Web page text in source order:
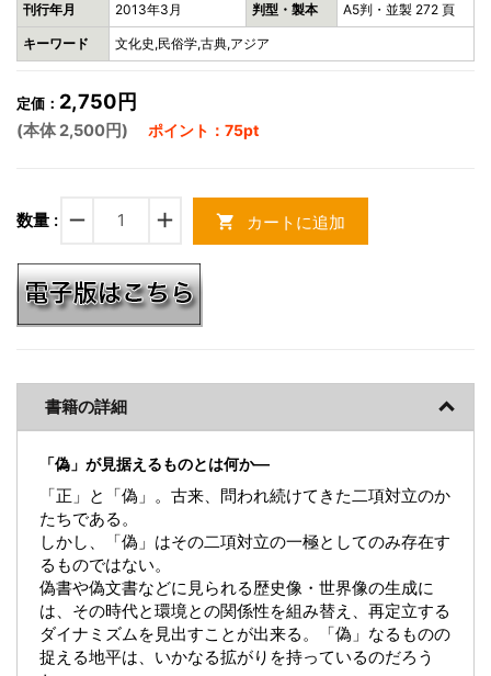
刊行年月 2013年3月 判型・製本 A5判・並製 272 頁
キーワード 文化史,民俗学,古典,アジア
定価： 2,750円
(本体 2,500円) ポイント：75pt
数量 : remove add shopping_cart カートに追加
書籍の詳細
「偽」が見据えるものとは何か―
「正」と「偽」。古来、問われ続けてきた二項対立のか
たちである。
しかし、「偽」はその二項対立の一極としてのみ存在す
るものではない。
偽書や偽文書などに見られる歴史像・世界像の生成に
は、その時代と環境との関係性を組み替え、再定立する
ダイナミズムを見出すことが出来る。「偽」なるものの
捉える地平は、いかなる拡がりを持っているのだろう